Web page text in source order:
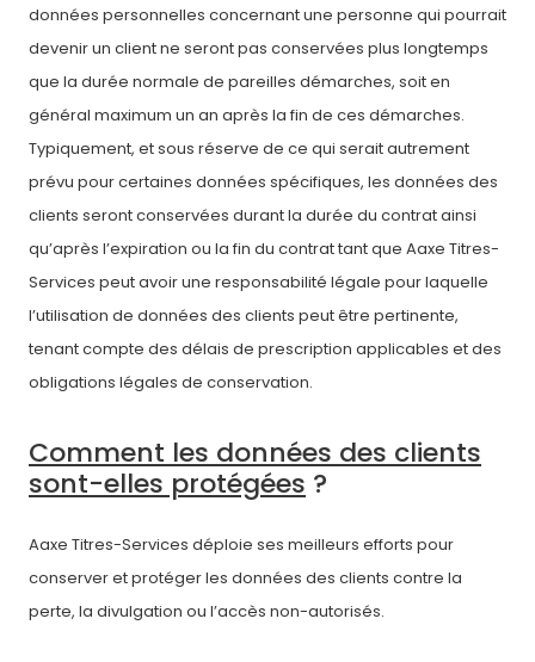
données personnelles concernant une personne qui pourrait
devenir un client ne seront pas conservées plus longtemps
que la durée normale de pareilles démarches, soit en
général maximum un an après la fin de ces démarches.
Typiquement, et sous réserve de ce qui serait autrement
prévu pour certaines données spécifiques, les données des
clients seront conservées durant la durée du contrat ainsi
qu’après l’expiration ou la fin du contrat tant que Aaxe Titres-
Services peut avoir une responsabilité légale pour laquelle
l’utilisation de données des clients peut être pertinente,
tenant compte des délais de prescription applicables et des
obligations légales de conservation.
Comment les données des clients
sont-elles protégées ?
Aaxe Titres-Services déploie ses meilleurs efforts pour
conserver et protéger les données des clients contre la
perte, la divulgation ou l’accès non-autorisés.